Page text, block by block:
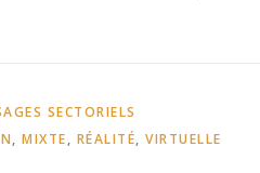
SECTORIELS
, MIXTE, RÉALITÉ, VIRTUELLE